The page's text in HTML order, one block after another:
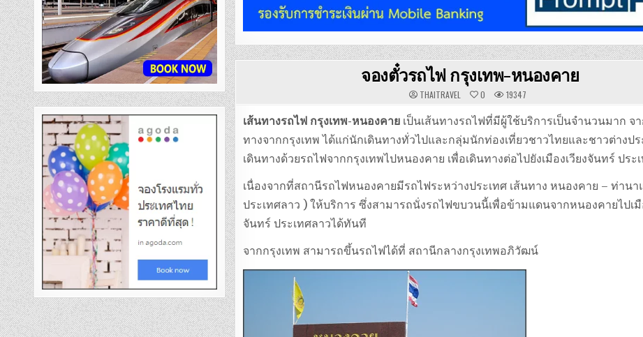
จองตั๋วรถไฟ กรุงเทพ-หนองคาย
THAITRAVEL 0 19347
เส้นทางรถไฟ กรุงเทพ-หนองคายเป็นเส้นทางรถไฟที่มีผู้ใช้บริการเป็นจำนวนมาก จ
ทางจากกรุงเทพ ได้แก่นักเดินทางทั่วไปและกลุ่มนักท่องเที่ยวชาวไทยและชาวต่างปร
เดินทางด้วยรถไฟจากกรุงเทพไปหนองคาย เพื่อเดินทางต่อไปยังเมืองเวียงจันทร์ ประ
เนื่องจากที่สถานีรถไฟหนองคายมีรถไฟระหว่างประเทศ เส้นทาง หนองคาย – ท่านา
ประเทศลาว ) ให้บริการ ซึ่งสามารถนั่งรถไฟขบวนนี้เพื่อข้ามแดนจากหนองคายไปเมื
จันทร์ ประเทศลาวได้ทันที
จากกรุงเทพ สามารถขึ้นรถไฟได้ที่ สถานีกลางกรุงเทพอภิวัฒน์